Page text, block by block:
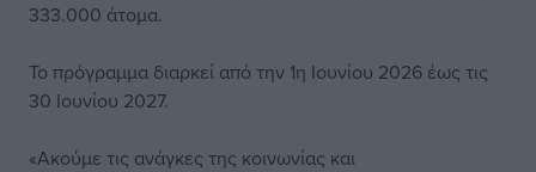
333.000 άτομα.
Το πρόγραμμα διαρκεί από την 1η Ιουνίου 2026 έως τις
30 Ιουνίου 2027.
«Ακούμε τις ανάγκες της κοινωνίας και